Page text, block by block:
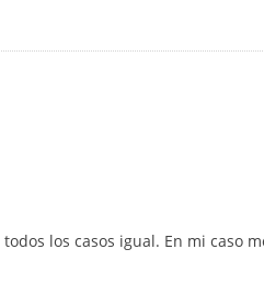
los casos igual. En mi caso